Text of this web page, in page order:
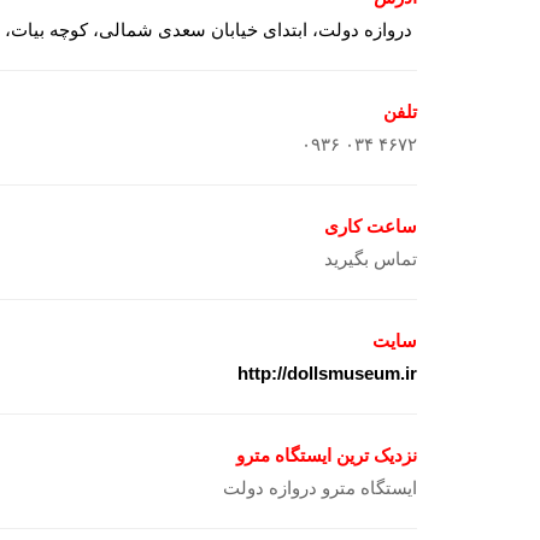
دروازه دولت، ابتدای خیابان سعدی شمالی، کوچه بیات،
تلفن
۰۹۳۶ ۰۳۴ ۴۶۷۲
ساعت کاری
تماس بگیرید
سایت
http://dollsmuseum.ir
نزدیک ترین ایستگاه مترو
ایستگاه مترو دروازه دولت